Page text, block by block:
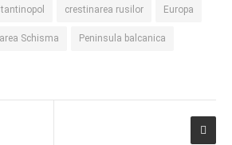
crestinarea rusilor Europa
Schisma Peninsula balcanica